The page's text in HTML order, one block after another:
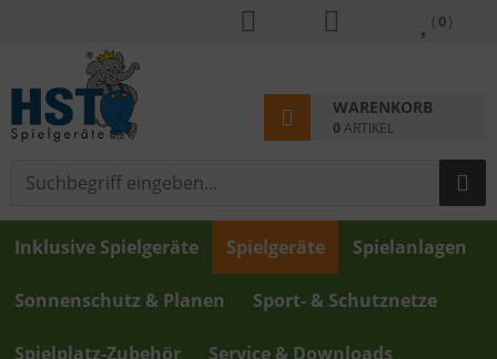
( 0)
WARENKORB
0 ARTIKEL
Inklusive Spielgeräte Spielgeräte Spielanlagen
Sonnenschutz & Planen Sport- & Schutznetze
Spielplatz-Zubehör Service & Downloads